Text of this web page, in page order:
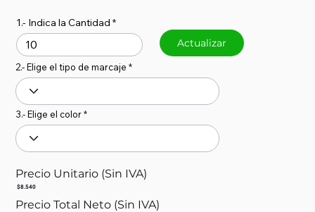
1.- Indica la Cantidad
Actualizar
2.- Elige el tipo de marcaje
3.- Elige el color
Precio Unitario (Sin IVA)
$8.540
Precio Total Neto (Sin IVA)